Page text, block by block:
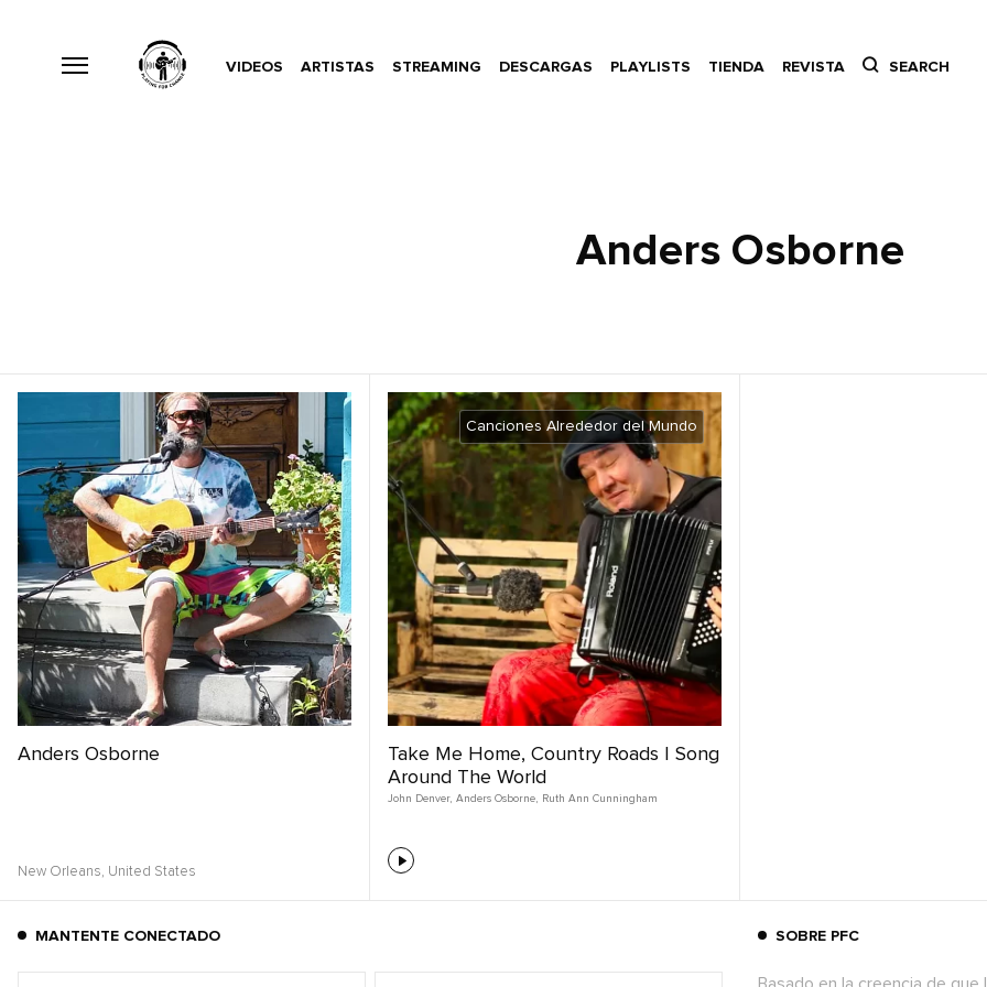
VIDEOS ARTISTAS STREAMING DESCARGAS PLAYLISTS TIENDA REVISTA SEARCH
Anders Osborne
Anders Osborne
New Orleans, United States
Canciones Alrededor del Mundo
Take Me Home, Country Roads | Song
Around The World
John Denver, Anders Osborne, Ruth Ann Cunningham
MANTENTE CONECTADO SOBRE PFC
Basado en la creencia de